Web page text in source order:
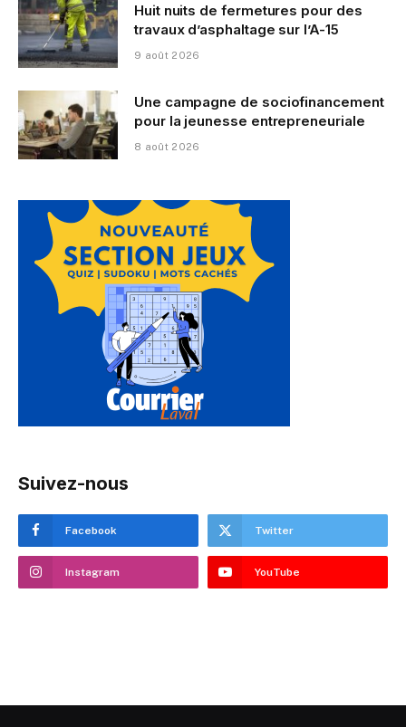
Huit nuits de fermetures pour des
travaux d’asphaltage sur l’A-15
9 août 2026
Une campagne de sociofinancement
pour la jeunesse entrepreneuriale
8 août 2026
Suivez-nous
Facebook Twitter
Instagram YouTube